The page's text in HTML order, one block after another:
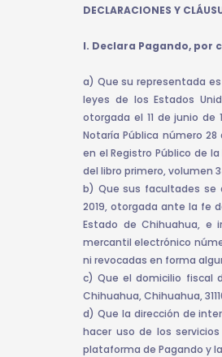
DECLARACIONES Y
I. Declara Pagando, por
a) Que su representada
leyes de los Estados
otorgada el 11 de junio
Notaría Pública número
en el Registro Público de
del libro primero, volumen
b) Que sus facultades se
2019, otorgada ante la fe
Estado de Chihuahua, e
mercantil electrónico
ni revocadas en forma
c) Que el domicilio fiscal
Chihuahua, Chihuahua,
d) Que la dirección de
hacer uso de los
plataforma de Pagando y